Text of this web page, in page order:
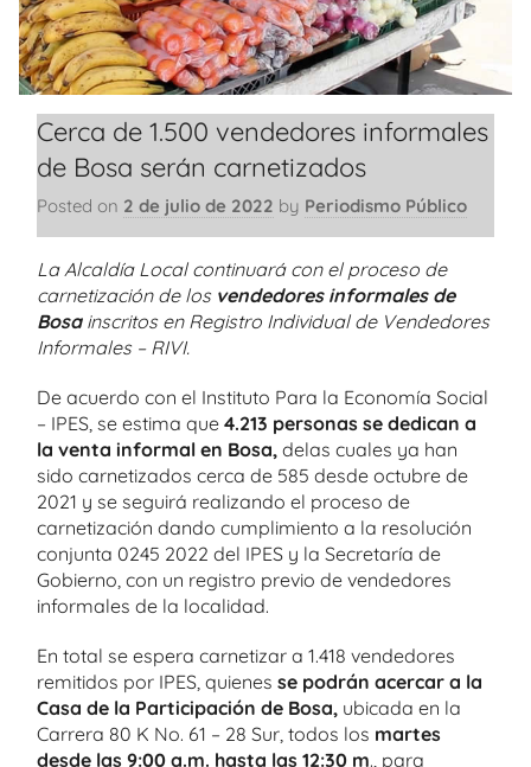
Cerca de 1.500 vendedores informales
de Bosa serán carnetizados
Posted on 2 de julio de 2022 by Periodismo Público
La Alcaldía Local continuará con el proceso de
carnetización de los vendedores informales de
Bosainscritos en Registro Individual de Vendedores
Informales – RIVI.
De acuerdo con el Instituto Para la Economía Social
– IPES, se estima que 4.213 personas se dedican a
la venta informal en Bosa, delas cuales ya han
sido carnetizados cerca de 585 desde octubre de
2021 y se seguirá realizando el proceso de
carnetización dando cumplimiento a la resolución
conjunta 0245 2022 del IPES y la Secretaría de
Gobierno, con un registro previo de vendedores
informales de la localidad.
En total se espera carnetizar a 1.418 vendedores
remitidos por IPES, quienes se podrán acercar a la
Casa de la Participación de Bosa, ubicada en la
Carrera 80 K No. 61 – 28 Sur, todos los martes
desde las 9:00 a.m. hasta las 12:30 m., para